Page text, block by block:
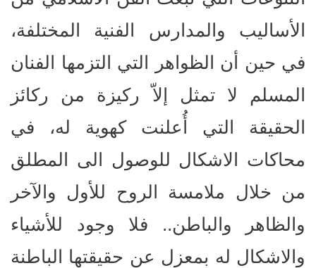
الأساليب والمدارس الفنية المختلفة،
في حين أن الظواهر التي التزمها الفنان
المسلم لا تمثل إلاّ ركيزة من ركائز
الحقيقة التي أُعلنت كهوية له، في
محاكات الاشكال للوصول الى المطلق
من خلال ملامسة الروح للأول والآخر
والظاهر والباطن.. فلا وجود للأشياء
والاشكال له بمعزل عن حقيقتها الباطنة